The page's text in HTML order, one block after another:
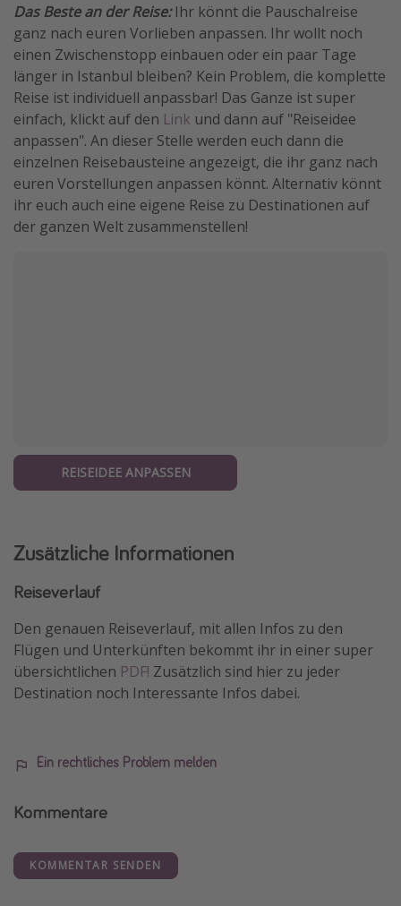
Das Beste an der Reise: Ihr könnt die Pauschalreise
ganz nach euren Vorlieben anpassen. Ihr wollt noch
einen Zwischenstopp einbauen oder ein paar Tage
länger in Istanbul bleiben? Kein Problem, die komplette
Reise ist individuell anpassbar! Das Ganze ist super
einfach, klickt auf den Link und dann auf "Reiseidee
anpassen". An dieser Stelle werden euch dann die
einzelnen Reisebausteine angezeigt, die ihr ganz nach
euren Vorstellungen anpassen könnt. Alternativ könnt
ihr euch auch eine eigene Reise zu Destinationen auf
der ganzen Welt zusammenstellen!
REISEIDEE ANPASSEN
Zusätzliche Informationen
Reiseverlauf
Den genauen Reiseverlauf, mit allen Infos zu den
Flügen und Unterkünften bekommt ihr in einer super
übersichtlichen PDF! Zusätzlich sind hier zu jeder
Destination noch Interessante Infos dabei.
Ein rechtliches Problem melden
Kommentare
KOMMENTAR SENDEN